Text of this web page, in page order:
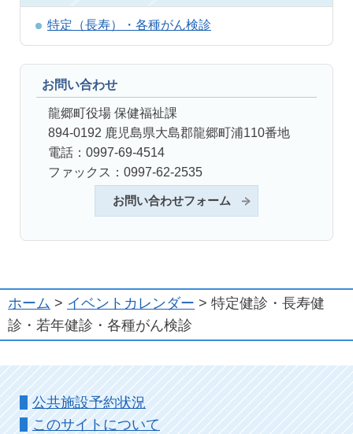
特定（長寿）・各種がん検診
お問い合わせ
龍郷町役場 保健福祉課
894-0192 鹿児島県大島郡龍郷町浦110番地
電話：0997-69-4514
ファックス：0997-62-2535
お問い合わせフォーム
ホーム > イベントカレンダー > 特定健診・長寿健
診・若年健診・各種がん検診
公共施設予約状況
このサイトについて